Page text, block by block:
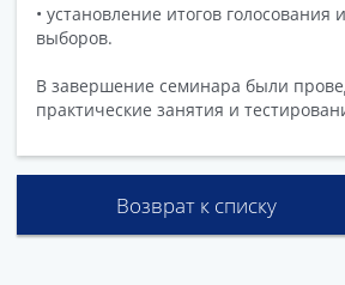
• установление итогов голосования
выборов.
В завершение семинара были
практические занятия и
Возврат к списку